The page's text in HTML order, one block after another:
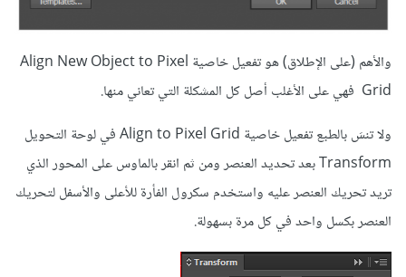
والأهم (على الإطلاق) هو تفعيل خاصية Align New Object to Pixel
Grid فهي على الأغلب أصل كل المشكلة التي تعاني منها.
ولا تنسَ بالطبع تفعيل خاصية Align to Pixel Grid في لوحة التحويل
Transform بعد تحديد العنصر ومن ثم انقر بالماوس على المحور الذي
تريد تحريك العنصر عليه واستخدم سكرول الفأرة للأعلى والأسفل لتحريك
العنصر بكسل واحد في كل مرة بسهولة.